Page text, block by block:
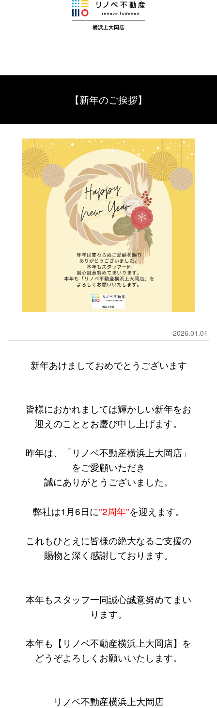
【新年のご挨拶】
2026.01.01
新年あけましておめでとうございます
皆様におかれましては輝かしい新年をお
迎えのこととお慶び申し上げます。
昨年は、「リノベ不動産横浜上大岡店」
をご愛顧いただき
誠にありがとうございました。
弊社は1月6日に"2周年"を迎えます。
これもひとえに皆様の絶大なるご支援の
賜物と深く感謝しております。
本年もスタッフ一同誠心誠意努めてまい
ります。
本年も【リノベ不動産横浜上大岡店】を
どうぞよろしくお願いいたします。
リノベ不動産横浜上大岡店